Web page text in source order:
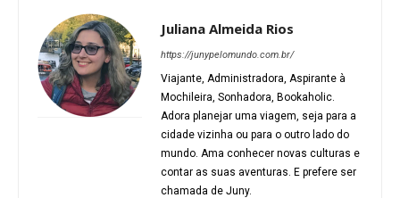
Juliana Almeida Rios
https://junypelomundo.com.br/
Viajante, Administradora, Aspirante à
Mochileira, Sonhadora, Bookaholic.
Adora planejar uma viagem, seja para a
cidade vizinha ou para o outro lado do
mundo. Ama conhecer novas culturas e
contar as suas aventuras. E prefere ser
chamada de Juny.